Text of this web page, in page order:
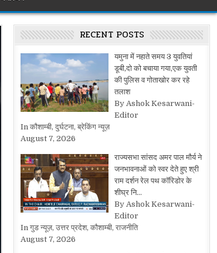
RECENT POSTS
यमुना में नहाते समय 3 युवतियां
डूबी,दो को बचाया गया,एक युवती
की पुलिस व गोताखोर कर रहे
तलाश
By Ashok Kesarwani-
Editor
In कौशाम्बी, दुर्घटना, ब्रेकिंग न्यूज़
August 7, 2026
राज्यसभा सांसद अमर पाल मौर्य ने
जनभावनाओं को स्वर देते हुए श्री
राम दर्शन रेल पथ कॉरिडोर के
शीघ्र नि…
By Ashok Kesarwani-
Editor
In गुड न्यूज़, उत्तर प्रदेश, कौशाम्बी, राजनीति
August 7, 2026